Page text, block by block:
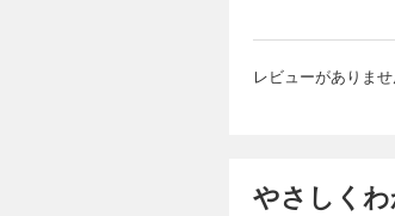
レビューがありませ
やさしく